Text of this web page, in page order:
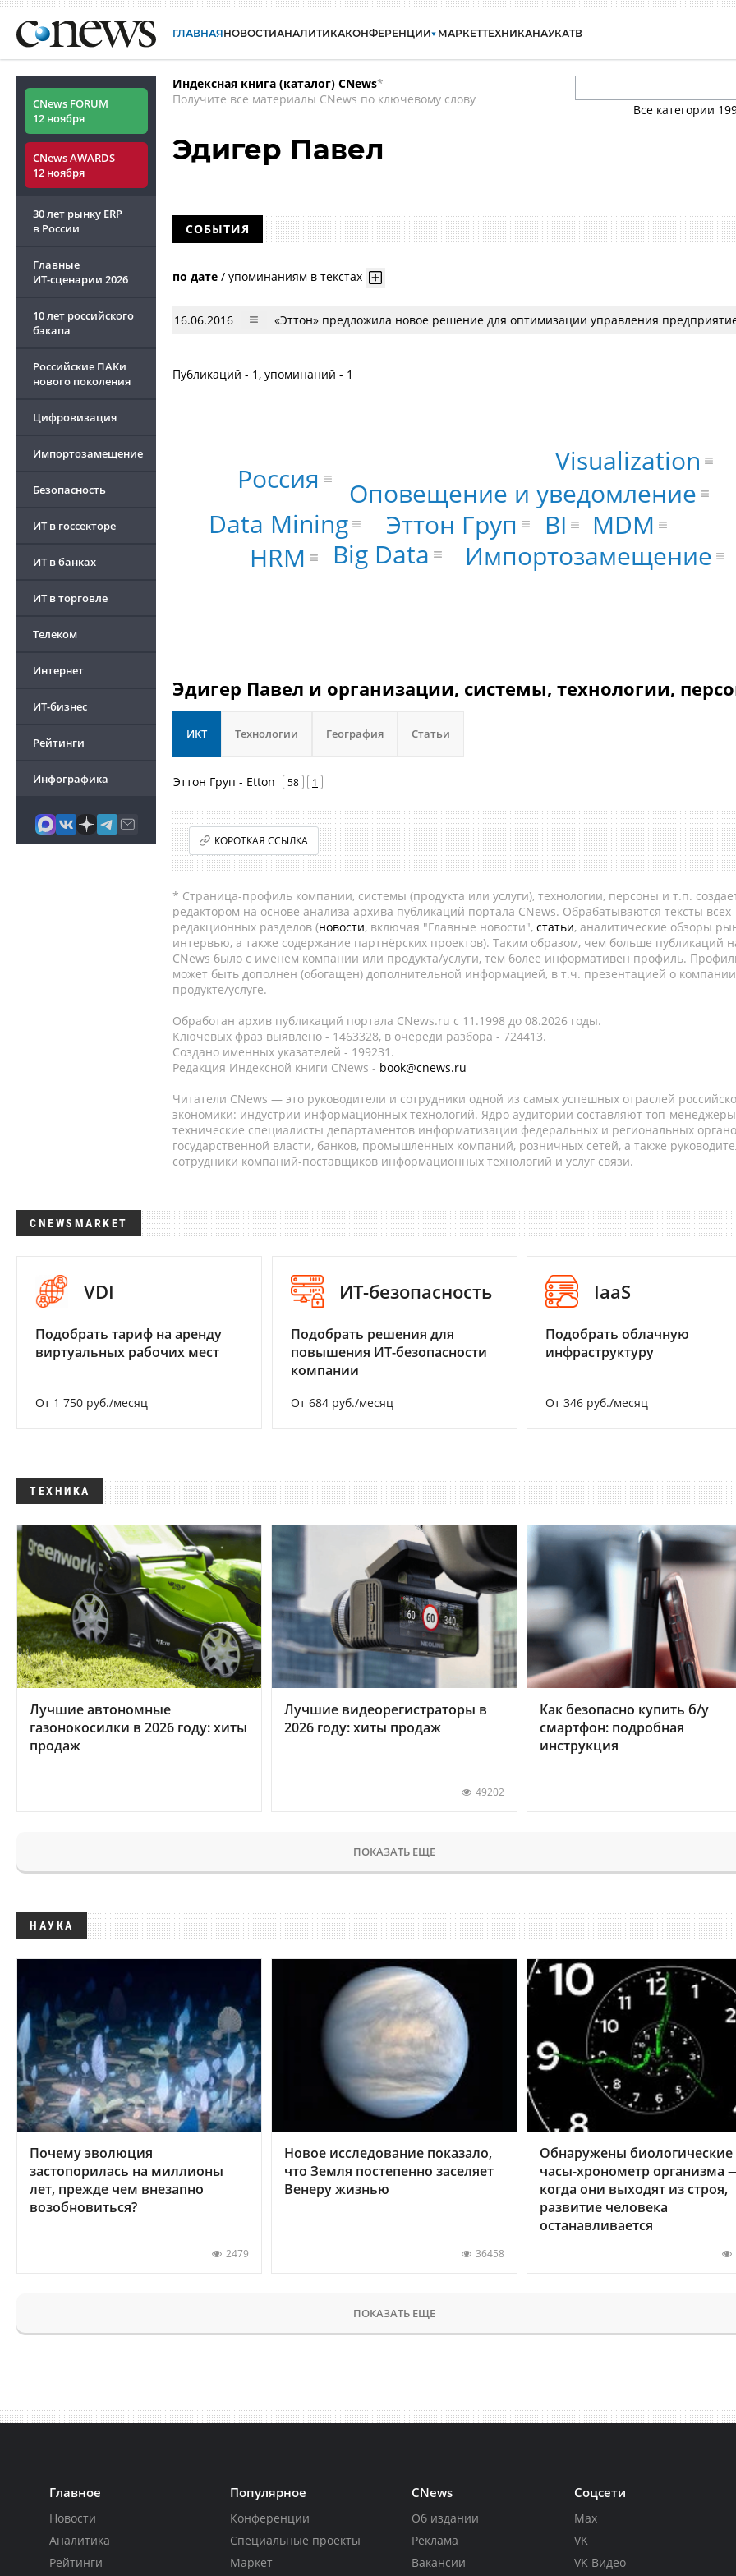
ГЛАВНАЯНОВОСТИАНАЛИТИКАКОНФЕРЕНЦИИ МАРКЕТТЕХНИКАНАУКАТВ
CNews FORUM
12 ноября
CNews AWARDS
12 ноября
30 лет рынку ERP
в России
Главные
ИТ-сценарии 2026
10 лет российского
бэкапа
Российские ПАКи
нового поколения
Цифровизация
Импортозамещение
Безопасность
ИТ в госсекторе
ИТ в банках
ИТ в торговле
Телеком
Интернет
ИТ-бизнес
Рейтинги
Инфографика
Индексная книга (каталог) CNews*
Получите все материалы CNews по ключевому слову
Все категории
Эдигер Павел
СОБЫТИЯ
по дате / упоминаниям в текстах
16.06.2016 «Эттон» предложила новое решение для оптимизации управления
Публикаций - 1, упоминаний - 1
Эттон Груп
Оповещение и уведомление
Big Data
Импортозамещение
BI
Data Mining MDM
Visualization
Россия
HRM
Эдигер Павел и организации, системы, технологии,
ИКТ Технологии География Статьи
Эттон Груп - Etton 58 1
КОРОТКАЯ ССЫЛКА
* Страница-профиль компании, системы (продукта или услуги), технологии, персоны и т.п.
редактором на основе анализа архива публикаций портала CNews. Обрабатываются тексты всех
редакционных разделов (новости, включая "Главные новости", статьи, аналитические обзоры
интервью, а также содержание партнёрских проектов). Таким образом, чем больше публикаций
CNews было с именем компании или продукта/услуги, тем более информативен профиль.
может быть дополнен (обогащен) дополнительной информацией, в т.ч. презентацией о
продукте/услуге.
Обработан архив публикаций портала CNews.ru c 11.1998 до 08.2026 годы.
Ключевых фраз выявлено - 1463328, в очереди разбора - 724413.
Создано именных указателей - 199231.
Редакция Индексной книги CNews - book@cnews.ru
Читатели CNews — это руководители и сотрудники одной из самых успешных отраслей
экономики: индустрии информационных технологий. Ядро аудитории составляют топ-
технические специалисты департаментов информатизации федеральных и региональных
государственной власти, банков, промышленных компаний, розничных сетей, а также
сотрудники компаний-поставщиков информационных технологий и услуг связи.
CNEWSMARKET
VDI
Подобрать тариф на аренду
виртуальных рабочих мест
От 1 750 руб./месяц
ИТ-безопасность
Подобрать решения для
повышения ИТ-безопасности
компании
От 684 руб./месяц
IaaS
Подобрать облачную
инфраструктуру
От 346 руб./месяц
ТЕХНИКА
Лучшие автономные
газонокосилки в 2026 году: хиты
продаж
Лучшие видеорегистраторы в
2026 году: хиты продаж
49202
Как безопасно купить б/у
смартфон: подробная
инструкция
ПОКАЗАТЬ ЕЩЕ
НАУКА
Почему эволюция
застопорилась на миллионы
лет, прежде чем внезапно
возобновиться?
2479
Новое исследование показало,
что Земля постепенно заселяет
Венеру жизнью
36458
Обнаружены биологические
часы-хронометр организма
когда они выходят из строя,
развитие человека
останавливается
ПОКАЗАТЬ ЕЩЕ
Главное
Новости
Аналитика
Рейтинги
Популярное
Конференции
Специальные проекты
Маркет
CNews
Об издании
Реклама
Вакансии
Соцсети
Max
VK
VK Видео